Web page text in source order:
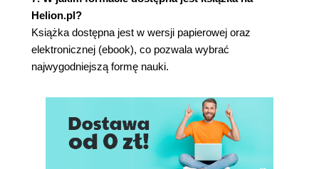
Materiały dodatkowe
Rozdział 6. Analiza artefaktów systemu Windows
Profile użytkowników
Wykorzystanie konta
Ostatnie logowanie/ostatnia zmiana hasła
Analiza plików
Przeglądanie pamięci podręcznej miniatur
Przeglądanie danych z przeglądarek firmy
Helion.pl?
Książka dostępna jest w wersji papierowej oraz
elektronicznej (ebook), co pozwala wybrać
najwygodniejszą formę nauki.